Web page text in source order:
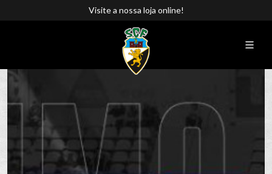
Visite a nossa loja online!